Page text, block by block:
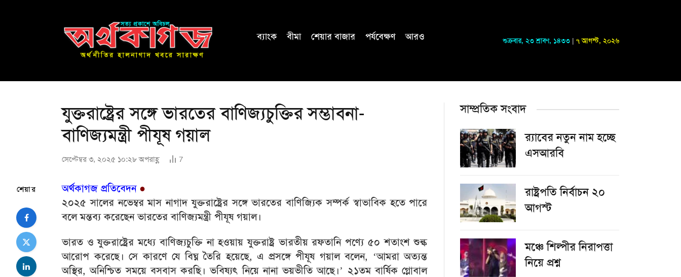
ব্যাংক বীমা শেয়ার বাজার পর্যবেক্ষণ আরও শুক্রবার, ২৩ শ্রাবণ, ১৪৩৩ | ৭ আগস্ট, ২০২৬
যুক্তরাষ্ট্রের সঙ্গে ভারতের বাণিজ্যচুক্তির সম্ভাবনা-
বাণিজ্যমন্ত্রী পীযূষ গয়াল
সেপ্টেম্বর ৩, ২০২৫ ১০:২৮ অপরাহ্ণ 7
শেয়ার অর্থকাগজ প্রতিবেদন●
২০২৫ সালের নভেম্বর মাস নাগাদ যুক্তরাষ্ট্রের সঙ্গে ভারতের বাণিজ্যিক সম্পর্ক স্বাভাবিক হতে পারে
বলে মন্তব্য করেছেন ভারতের বাণিজ্যমন্ত্রী পীযূষ গয়াল।
ভারত ও যুক্তরাষ্ট্রের মধ্যে বাণিজ্যচুক্তি না হওয়ায় যুক্তরাষ্ট্র ভারতীয় রফতানি পণ্যে ৫০ শতাংশ শুল্ক
আরোপ করেছে। সে কারণে যে বিঘ্ন তৈরি হয়েছে, এ প্রসঙ্গে পীযূষ গয়াল বলেন, ‘আমরা অত্যন্ত
অস্থির, অনিশ্চিত সময়ে বসবাস করছি। ভবিষ্যৎ নিয়ে নানা ভয়ভীতি আছে।’ ২১তম বার্ষিক গ্লোবাল
সাম্প্রতিক সংবাদ
র‌্যাবের নতুন নাম হচ্ছে
এসআরবি
রাষ্ট্রপতি নির্বাচন ২০
আগস্ট
​মঞ্চে শিল্পীর নিরাপত্তা
নিয়ে প্রশ্ন